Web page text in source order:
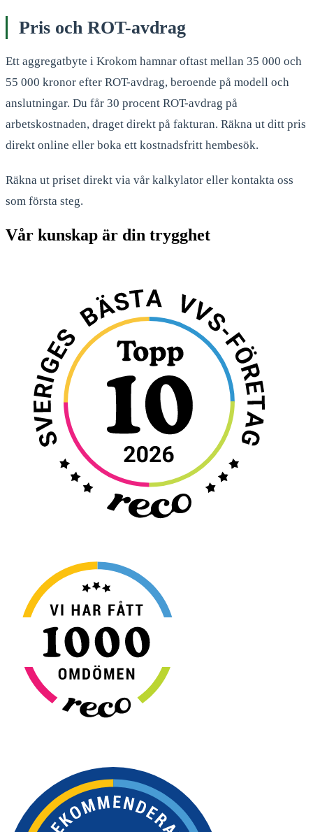
Pris och ROT-avdrag
Ett aggregatbyte i Krokom hamnar oftast mellan 35 000 och
55 000 kronor efter ROT-avdrag, beroende på modell och
anslutningar. Du får 30 procent ROT-avdrag på
arbetskostnaden, draget direkt på fakturan. Räkna ut ditt pris
direkt online eller boka ett kostnadsfritt hembesök.
Räkna ut priset direkt via vår kalkylator eller kontakta oss
som första steg.
Vår kunskap är din trygghet